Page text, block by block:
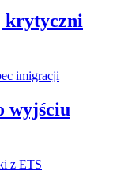
krytyczni
wyjściu